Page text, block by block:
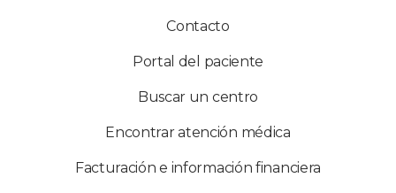
Contacto
Portal del paciente
Buscar un centro
Encontrar atención médica
Facturación e información financiera